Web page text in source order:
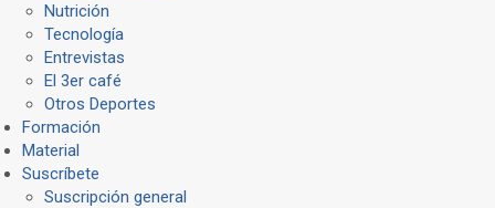
Nutrición
Tecnología
Entrevistas
El 3er café
Otros Deportes
Formación
Material
Suscríbete
Suscripción general